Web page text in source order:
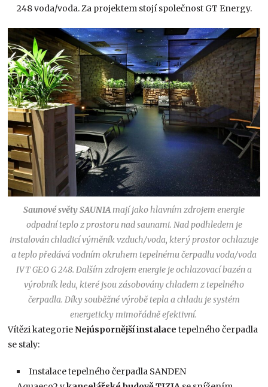
248 voda/voda. Za projektem stojí společnost GT Energy.
Saunové světy SAUNIAmají jako hlavním zdrojem energie
odpadní teplo z prostoru nad saunami. Nad podhledem je
instalován chladicí výměník vzduch/voda, který prostor ochlazuje
a teplo předává vodním okruhem tepelnému čerpadlu voda/voda
IVT GEO G 248. Dalším zdrojem energie je ochlazovací bazén a
výrobník ledu, které jsou zásobovány chladem z tepelného
čerpadla. Díky souběžné výrobě tepla a chladu je systém
energeticky mimořádně efektivní.
Vítězi kategorieNejúspornější instalace tepelného čerpadla
se staly:
Instalace tepelného čerpadla SANDEN